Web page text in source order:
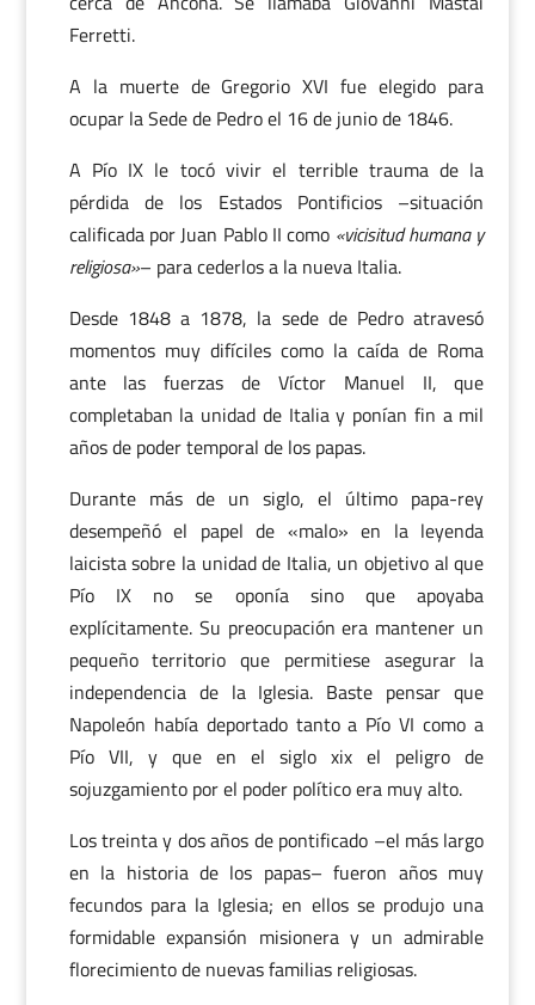
Ferretti.
A la muerte de Gregorio XVI fue elegido para
ocupar la Sede de Pedro el 16 de junio de 1846.
A Pío IX le tocó vivir el terrible trauma de la
pérdida de los Estados Pontificios –situación
calificada por Juan Pablo II como «vicisitud humana y
religiosa»– para cederlos a la nueva Italia.
Desde 1848 a 1878, la sede de Pedro atravesó
momentos muy difíciles como la caída de Roma
ante las fuerzas de Víctor Manuel II, que
completaban la unidad de Italia y ponían fin a mil
años de poder temporal de los papas.
Durante más de un siglo, el último papa-rey
desempeñó el papel de «malo» en la leyenda
laicista sobre la unidad de Italia, un objetivo al que
Pío IX no se oponía sino que apoyaba
explícitamente. Su preocupación era mantener un
pequeño territorio que permitiese asegurar la
independencia de la Iglesia. Baste pensar que
Napoleón había deportado tanto a Pío VI como a
Pío VII, y que en el siglo xix el peligro de
sojuzgamiento por el poder político era muy alto.
Los treinta y dos años de pontificado –el más largo
en la historia de los papas– fueron años muy
fecundos para la Iglesia; en ellos se produjo una
formidable expansión misionera y un admirable
florecimiento de nuevas familias religiosas.